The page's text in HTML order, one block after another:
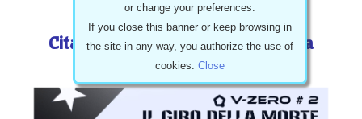
12/28/2019 - Italiano
Citazione 1 di V-Zero #2 - Il giro della
morte
or change your preferences.
If you close this banner or keep browsing in
the site in any way, you authorize the use of
cookies. Close